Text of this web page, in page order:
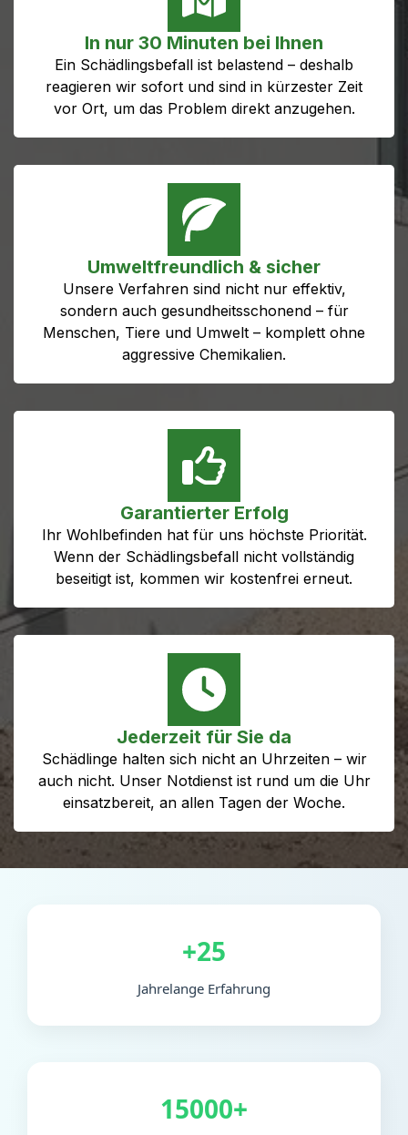
In nur 30 Minuten bei Ihnen
Ein Schädlingsbefall ist belastend – deshalb
reagieren wir sofort und sind in kürzester Zeit
vor Ort, um das Problem direkt anzugehen.
Umweltfreundlich & sicher
Unsere Verfahren sind nicht nur effektiv,
sondern auch gesundheitsschonend – für
Menschen, Tiere und Umwelt – komplett ohne
aggressive Chemikalien.
Garantierter Erfolg
Ihr Wohlbefinden hat für uns höchste Priorität.
Wenn der Schädlingsbefall nicht vollständig
beseitigt ist, kommen wir kostenfrei erneut.
Jederzeit für Sie da
Schädlinge halten sich nicht an Uhrzeiten – wir
auch nicht. Unser Notdienst ist rund um die Uhr
einsatzbereit, an allen Tagen der Woche.
+25
Jahrelange Erfahrung
15000+